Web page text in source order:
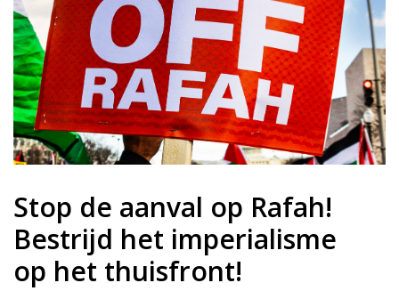
Stop de aanval op Rafah!
Bestrijd het imperialisme
op het thuisfront!